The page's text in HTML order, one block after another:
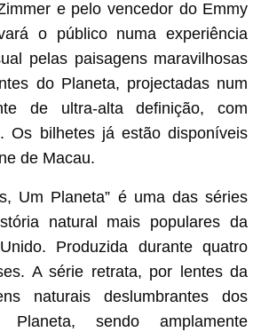
e pelo vencedor do Emmy
o público numa experiência
pelas paisagens maravilhosas
do Planeta, projectadas num
de ultra-alta definição, com
Os bilhetes já estão disponíveis
de Macau.
Um Planeta” é uma das séries
natural mais populares da
Produzida durante quatro
A série retrata, por lentes da
naturais deslumbrantes dos
Planeta, sendo amplamente